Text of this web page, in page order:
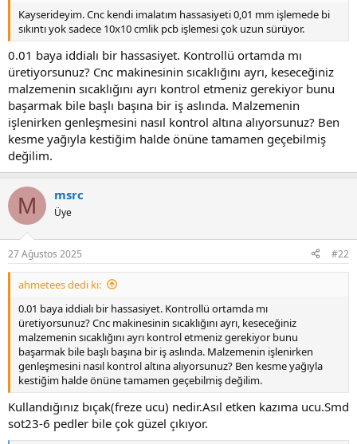
t
a
n
h
i
Kayserideyim. Cnc kendi imalatım hassasiyeti 0,01 mm işlemede bi
sıkıntı yok sadece 10x10 cmlik pcb işlemesi çok uzun sürüyor.
0.01 baya iddialı bir hassasiyet. Kontrollü ortamda mı
üretiyorsunuz? Cnc makinesinin sıcaklığını ayrı, keseceğiniz
malzemenin sıcaklığını ayrı kontrol etmeniz gerekiyor bunu
başarmak bile başlı başına bir iş aslında. Malzemenin
işlenirken genleşmesini nasıl kontrol altına alıyorsunuz? Ben
kesme yağıyla kestiğim halde önüne tamamen geçebilmiş
değilim.
M msrc
Üye
27 Ağustos 2025 #22
ahmetees dedi ki:
0.01 baya iddialı bir hassasiyet. Kontrollü ortamda mı
üretiyorsunuz? Cnc makinesinin sıcaklığını ayrı, keseceğiniz
malzemenin sıcaklığını ayrı kontrol etmeniz gerekiyor bunu
başarmak bile başlı başına bir iş aslında. Malzemenin işlenirken
genleşmesini nasıl kontrol altına alıyorsunuz? Ben kesme yağıyla
kestiğim halde önüne tamamen geçebilmiş değilim.
Kullandığınız bıçak(freze ucu) nedir.Asıl etken kazıma ucu.Smd
sot23-6 pedler bile çok güzel çıkıyor.